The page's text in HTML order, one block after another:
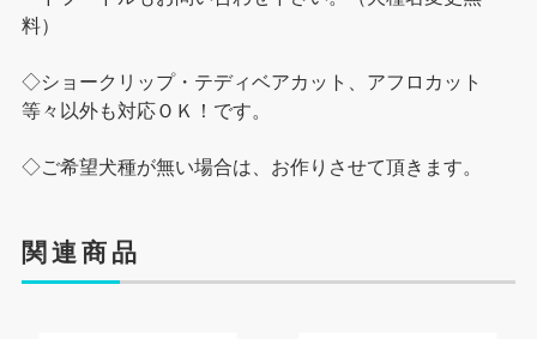
料）
◇ショークリップ・テディベアカット、アフロカット
等々以外も対応ＯＫ！です。
◇ご希望犬種が無い場合は、お作りさせて頂きます。
関連商品